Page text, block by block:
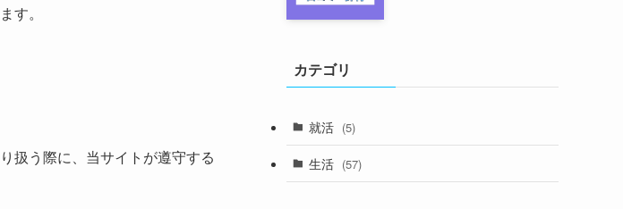
す。
扱う際に、当サイトが遵守する
カテゴリ
就活 (5)
生活 (57)